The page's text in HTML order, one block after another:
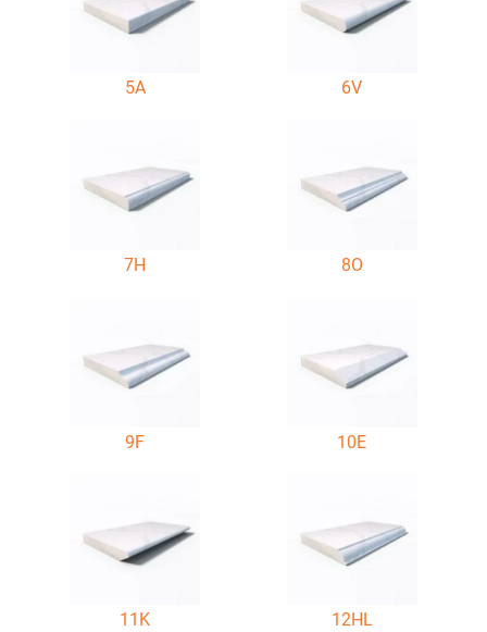
5A 6V
7H 8O
9F 10E
11K 12HL